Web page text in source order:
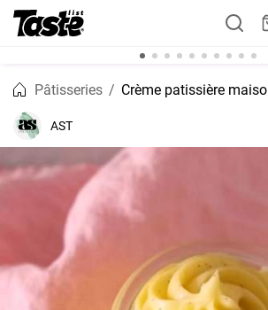
Pâtisseries Crème patissière
AST